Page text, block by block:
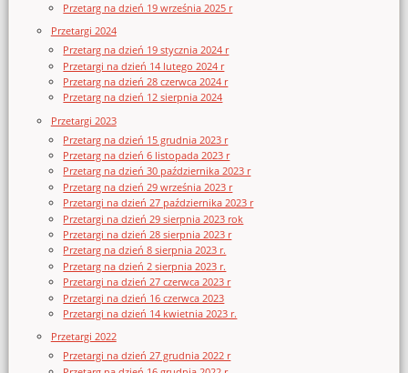
Przetarg na dzień 19 września 2025 r
Przetargi 2024
Przetarg na dzień 19 stycznia 2024 r
Przetargi na dzień 14 lutego 2024 r
Przetarg na dzień 28 czerwca 2024 r
Przetarg na dzień 12 sierpnia 2024
Przetargi 2023
Przetarg na dzień 15 grudnia 2023 r
Przetarg na dzień 6 listopada 2023 r
Przetarg na dzień 30 października 2023 r
Przetarg na dzień 29 września 2023 r
Przetargi na dzień 27 października 2023 r
Przetargi na dzień 29 sierpnia 2023 rok
Przetargi na dzień 28 sierpnia 2023 r
Przetarg na dzień 8 sierpnia 2023 r.
Przetarg na dzień 2 sierpnia 2023 r.
Przetargi na dzień 27 czerwca 2023 r
Przetargi na dzień 16 czerwca 2023
Przetargi na dzień 14 kwietnia 2023 r.
Przetargi 2022
Przetargi na dzień 27 grudnia 2022 r